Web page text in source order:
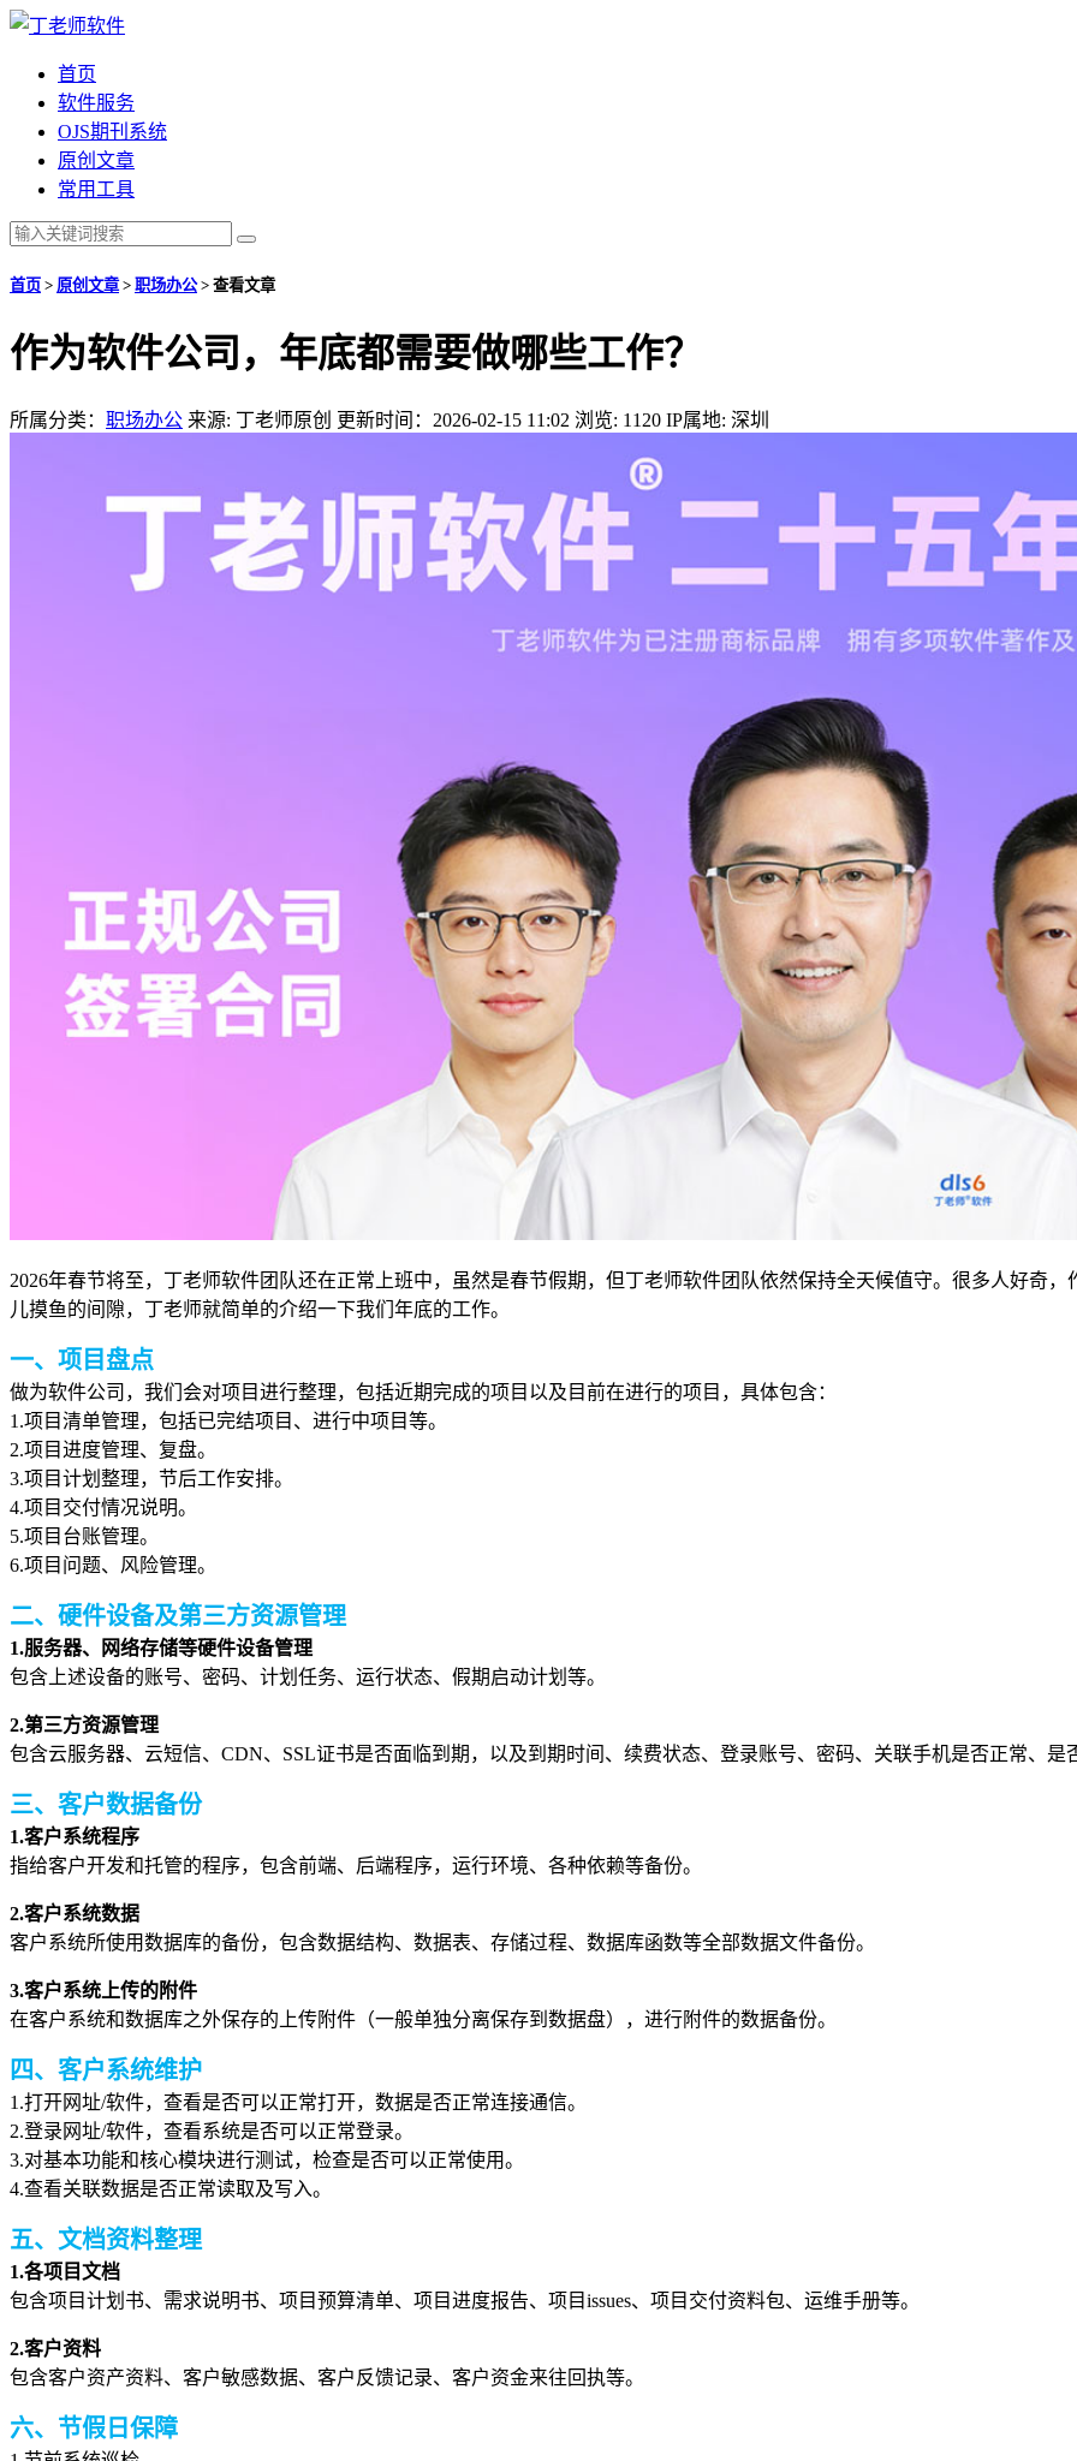
首页
软件服务
OJS期刊系统
原创文章
常用工具
首页 > 原创文章> 职场办公> 查看文章
作为软件公司，年底都需要做哪些工作？
所属分类： 职场办公 来源: 丁老师原创 更新时间：2026-02-15 11:02 浏览: 1120 IP属地: 深圳
2026年春节将至，丁老师软件团队还在正常上班中，虽然是春节假期，但丁老师软件团队依然保持全天候值守。很多人好奇
儿摸鱼的间隙，丁老师就简单的介绍一下我们年底的工作。
一、项目盘点
做为软件公司，我们会对项目进行整理，包括近期完成的项目以及目前在进行的项目，具体包含：
1.项目清单管理，包括已完结项目、进行中项目等。
2.项目进度管理、复盘。
3.项目计划整理，节后工作安排。
4.项目交付情况说明。
5.项目台账管理。
6.项目问题、风险管理。
二、硬件设备及第三方资源管理
1.服务器、网络存储等硬件设备管理
包含上述设备的账号、密码、计划任务、运行状态、假期启动计划等。
2.第三方资源管理
包含云服务器、云短信、CDN、SSL证书是否面临到期，以及到期时间、续费状态、登录账号、密码、关联手机是否正常、是
三、客户数据备份
1.客户系统程序
指给客户开发和托管的程序，包含前端、后端程序，运行环境、各种依赖等备份。
2.客户系统数据
客户系统所使用数据库的备份，包含数据结构、数据表、存储过程、数据库函数等全部数据文件备份。
3.客户系统上传的附件
在客户系统和数据库之外保存的上传附件（一般单独分离保存到数据盘），进行附件的数据备份。
四、客户系统维护
1.打开网址/软件，查看是否可以正常打开，数据是否正常连接通信。
2.登录网址/软件，查看系统是否可以正常登录。
3.对基本功能和核心模块进行测试，检查是否可以正常使用。
4.查看关联数据是否正常读取及写入。
五、文档资料整理
1.各项目文档
包含项目计划书、需求说明书、项目预算清单、项目进度报告、项目issues、项目交付资料包、运维手册等。
2.客户资料
包含客户资产资料、客户敏感数据、客户反馈记录、客户资金来往回执等。
六、节假日保障